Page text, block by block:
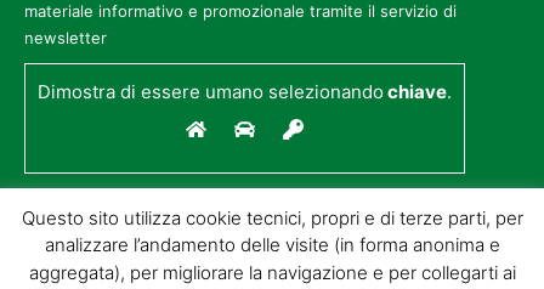
materiale informativo e promozionale tramite il servizio di
newsletter
Dimostra di essere umano selezionandochiave.
Questo sito utilizza cookie tecnici, propri e di terze parti, per
analizzare l’andamento delle visite (in forma anonima e
aggregata), per migliorare la navigazione e per collegarti ai